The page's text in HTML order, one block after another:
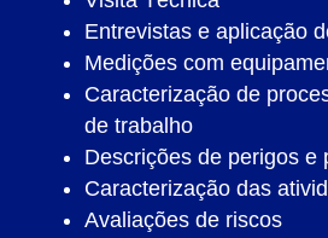
Entrevistas e aplicação
Medições com
Caracterização de
de trabalho
Descrições de perigos e
Caracterização das
Avaliações de riscos